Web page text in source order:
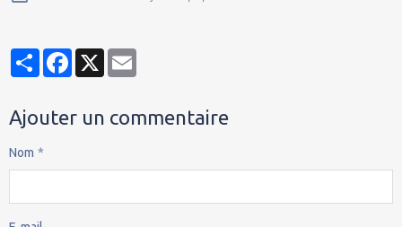
PartagerFacebook
X
Ajouter un commentaire
Nom